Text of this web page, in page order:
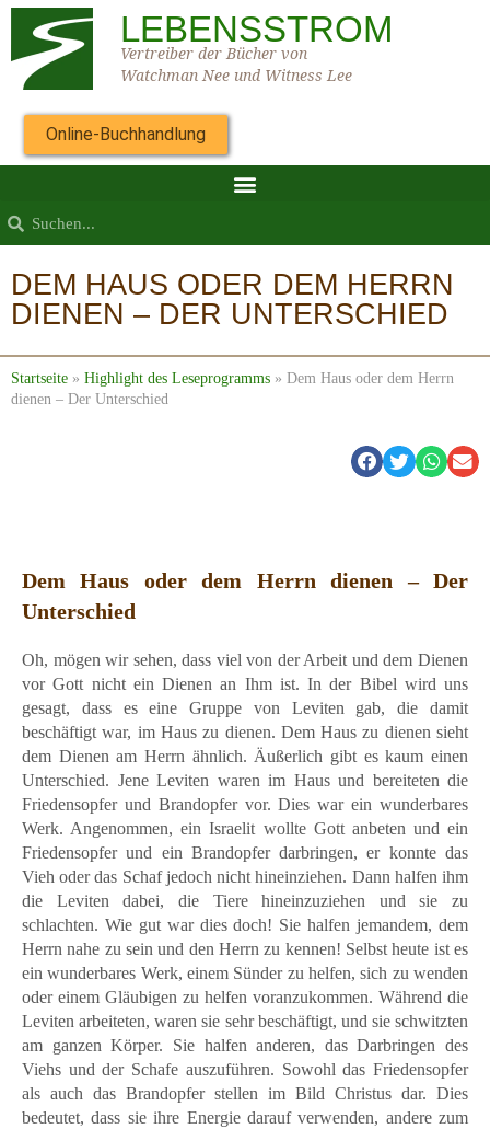
LEBENSSTROM
Vertreiber der Bücher von
Watchman Nee und Witness Lee
Online-Buchhandlung
DEM HAUS ODER DEM HERRN
DIENEN – DER UNTERSCHIED
Startseite » Highlight des Leseprogramms » Dem Haus oder dem Herrn
dienen – Der Unterschied
Dem Haus oder dem Herrn dienen – Der
Unterschied
Oh, mögen wir sehen, dass viel von der Arbeit und dem Dienen
vor Gott nicht ein Dienen an Ihm ist. In der Bibel wird uns
gesagt, dass es eine Gruppe von Leviten gab, die damit
beschäftigt war, im Haus zu dienen. Dem Haus zu dienen sieht
dem Dienen am Herrn ähnlich. Äußerlich gibt es kaum einen
Unterschied. Jene Leviten waren im Haus und bereiteten die
Friedensopfer und Brandopfer vor. Dies war ein wunderbares
Werk. Angenommen, ein Israelit wollte Gott anbeten und ein
Friedensopfer und ein Brandopfer darbringen, er konnte das
Vieh oder das Schaf jedoch nicht hineinziehen. Dann halfen ihm
die Leviten dabei, die Tiere hineinzuziehen und sie zu
schlachten. Wie gut war dies doch! Sie halfen jemandem, dem
Herrn nahe zu sein und den Herrn zu kennen! Selbst heute ist es
ein wunderbares Werk, einem Sünder zu helfen, sich zu wenden
oder einem Gläubigen zu helfen voranzukommen. Während die
Leviten arbeiteten, waren sie sehr beschäftigt, und sie schwitzten
am ganzen Körper. Sie halfen anderen, das Darbringen des
Viehs und der Schafe auszuführen. Sowohl das Friedensopfer
als auch das Brandopfer stellen im Bild Christus dar. Dies
bedeutet, dass sie ihre Energie darauf verwenden, andere zum